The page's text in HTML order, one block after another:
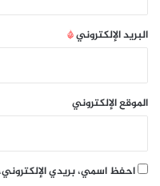
البريد الإلكتروني*
الموقع الإلكتروني
احفظ اسمي، بريدي